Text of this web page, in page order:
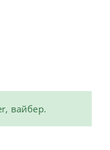
вайбер.